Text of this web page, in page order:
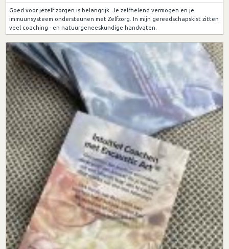
Goed voor jezelf zorgen is belangrijk. Je zelfhelend vermogen en je
immuunsysteem ondersteunen met Zelfzorg. In mijn gereedschapskist zitten
veel coaching - en natuurgeneeskundige handvaten.